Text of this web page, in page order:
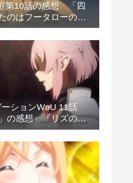
第10話の感想 「四
のはフータローの笑
ションWoU 11話
」の感想 「リズの演
心に響いた?」